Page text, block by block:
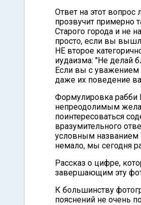
Ответ на этот
прозвучит примерно
Старого города и не
просто, если вы
НЕ второе
иудаизма: "Не делай
Если вы с уважением
даже их поведение
Формулировка рабби
непреодолимым
поинтересоваться
вразумительного
условным названием
немало, мы сегодня
Рассказ о цифре,
завершающим эту
К большинству
пояснений не очень